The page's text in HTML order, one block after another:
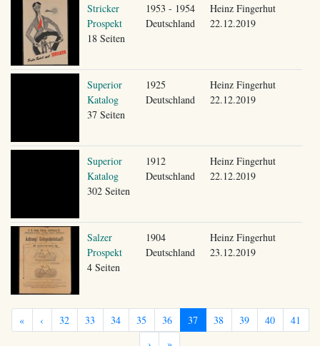
Stricker
Prospekt
18 Seiten
1953 - 1954
Deutschland
Heinz Fingerhut
22.12.2019
Superior
Katalog
37 Seiten
1925
Deutschland
Heinz Fingerhut
22.12.2019
Superior
Katalog
302 Seiten
1912
Deutschland
Heinz Fingerhut
22.12.2019
Salzer
Prospekt
4 Seiten
1904
Deutschland
Heinz Fingerhut
23.12.2019
« ‹ 32 33 34 35 36 37 38 39 40
41
›
»